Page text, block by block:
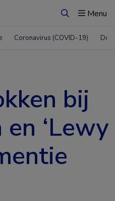
ZoekenMenu
Coronavirus (COVID-19)
bij
‘Lewy